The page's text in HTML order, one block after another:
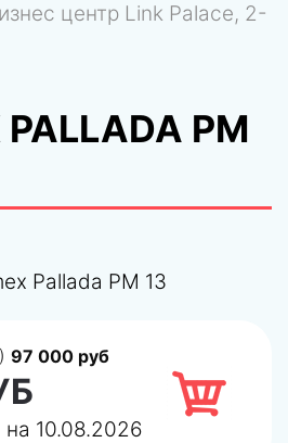
центр Link Palace, 2-
PALLADA PM
97 000 руб
10.08.2026